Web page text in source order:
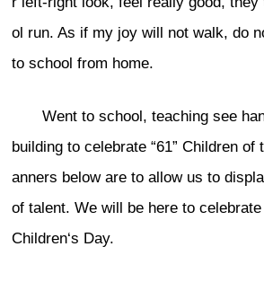
ol run. As if my joy will not walk, do
to school from home.
Went to school, teaching see
building to celebrate “61” Children of
anners below are to allow us to
of talent. We will be here to celebrate
Children‘s Day.